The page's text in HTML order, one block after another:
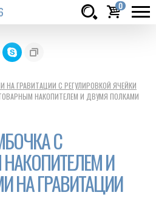
0
руб.
ГРАВИТАЦИИ С РЕГУЛИРОВКОЙ ЯЧЕЙКИ
НАКОПИТЕЛЕМ И ДВУМЯ ПОЛКАМИ
С
И
НА ГРАВИТАЦИИ